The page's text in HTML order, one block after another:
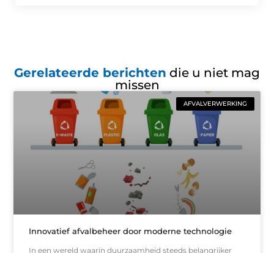
Gerelateerde berichten die u niet mag
missen
AFVALVERWERKING
Innovatief afvalbeheer door moderne technologie
In een wereld waarin duurzaamheid steeds belangrijker